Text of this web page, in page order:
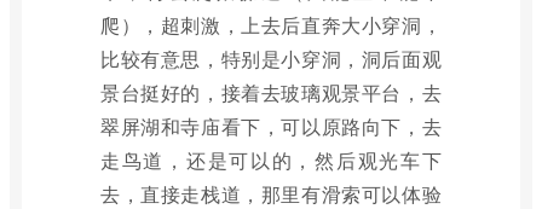
爬），超刺激，上去后直奔大小穿洞，
比较有意思，特别是小穿洞，洞后面观
景台挺好的，接着去玻璃观景平台，去
翠屏湖和寺庙看下，可以原路向下，去
走鸟道，还是可以的，然后观光车下
去，直接走栈道，那里有滑索可以体验